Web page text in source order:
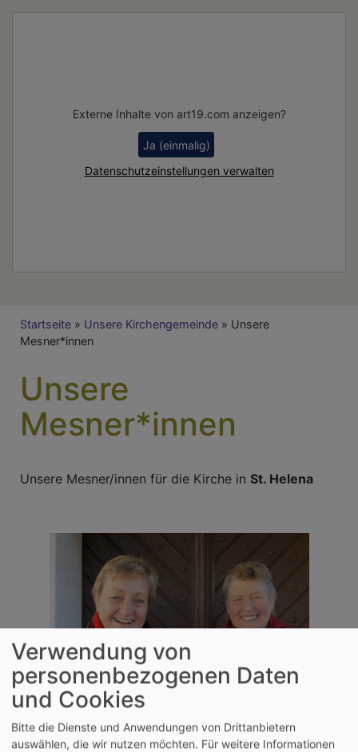
Externe Inhalte von art19.com anzeigen?
Ja (einmalig)
Datenschutzeinstellungen verwalten
Breadcrumb
Startseite Unsere Kirchengemeinde
Unsere
Mesner*innen
Unsere
Mesner*innen
Unsere Mesner/innen für die Kirche in St. Helena
Frau Krüger und Frau Körber
Verwendung von
personenbezogenen Daten
und Cookies
Bitte die Dienste und Anwendungen von Drittanbietern
auswählen, die wir nutzen möchten. Für weitere Informationen